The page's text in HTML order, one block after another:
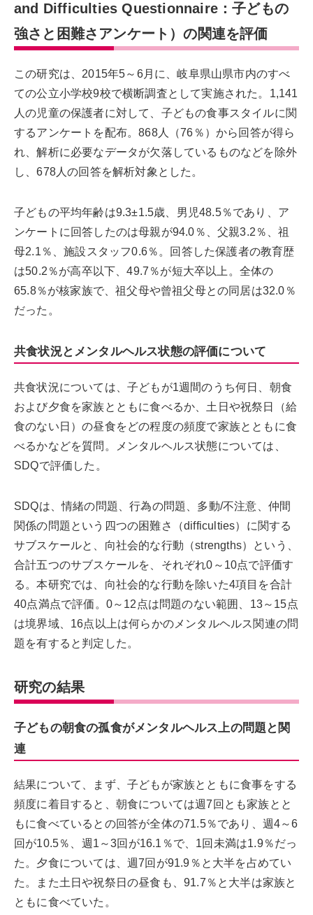
and Difficulties Questionnaire：子どもの
強さと困難さアンケート）の関連を評価
この研究は、2015年5～6月に、岐阜県山県市内のすべ
ての公立小学校9校で横断調査として実施された。1,141
人の児童の保護者に対して、子どもの食事スタイルに関
するアンケートを配布。868人（76％）から回答が得ら
れ、解析に必要なデータが欠落しているものなどを除外
し、678人の回答を解析対象とした。
子どもの平均年齢は9.3±1.5歳、男児48.5％であり、ア
ンケートに回答したのは母親が94.0％、父親3.2％、祖
母2.1％、施設スタッフ0.6％。回答した保護者の教育歴
は50.2％が高卒以下、49.7％が短大卒以上。全体の
65.8％が核家族で、祖父母や曾祖父母との同居は32.0％
だった。
共食状況とメンタルヘルス状態の評価について
共食状況については、子どもが1週間のうち何日、朝食
および夕食を家族とともに食べるか、土日や祝祭日（給
食のない日）の昼食をどの程度の頻度で家族とともに食
べるかなどを質問。メンタルヘルス状態については、
SDQで評価した。
SDQは、情緒の問題、行為の問題、多動/不注意、仲間
関係の問題という四つの困難さ（difficulties）に関する
サブスケールと、向社会的な行動（strengths）という、
合計五つのサブスケールを、それぞれ0～10点で評価す
る。本研究では、向社会的な行動を除いた4項目を合計
40点満点で評価。0～12点は問題のない範囲、13～15点
は境界域、16点以上は何らかのメンタルヘルス関連の問
題を有すると判定した。
研究の結果
子どもの朝食の孤食がメンタルヘルス上の問題と関
連
結果について、まず、子どもが家族とともに食事をする
頻度に着目すると、朝食については週7回とも家族とと
もに食べているとの回答が全体の71.5％であり、週4～6
回が10.5％、週1～3回が16.1％で、1回未満は1.9％だっ
た。夕食については、週7回が91.9％と大半を占めてい
た。また土日や祝祭日の昼食も、91.7％と大半は家族と
ともに食べていた。